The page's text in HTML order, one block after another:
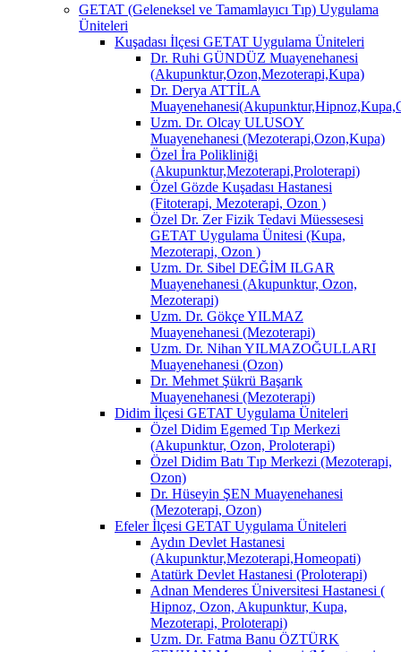
GETAT (Geleneksel ve Tamamlayıcı Tıp) Uygulama
Üniteleri
Kuşadası İlçesi GETAT Uygulama Üniteleri
Dr. Ruhi GÜNDÜZ Muayenehanesi
(Akupunktur,Ozon,Mezoterapi,Kupa)
Dr. Derya ATTİLA
Uzm. Dr. Olcay ULUSOY
Muayenehanesi (Mezoterapi,Ozon,Kupa)
Özel İra Polikliniği
(Akupunktur,Mezoterapi,Proloterapi)
Özel Gözde Kuşadası Hastanesi
(Fitoterapi, Mezoterapi, Ozon )
Özel Dr. Zer Fizik Tedavi Müessesesi
GETAT Uygulama Ünitesi (Kupa,
Mezoterapi, Ozon )
Uzm. Dr. Sibel DEĞİM ILGAR
Muayenehanesi (Akupunktur, Ozon,
Mezoterapi)
Uzm. Dr. Gökçe YILMAZ
Muayenehanesi (Mezoterapi)
Uzm. Dr. Nihan YILMAZOĞULLARI
Muayenehanesi (Ozon)
Dr. Mehmet Şükrü Başarık
Muayenehanesi (Mezoterapi)
Didim İlçesi GETAT Uygulama Üniteleri
Özel Didim Egemed Tıp Merkezi
(Akupunktur, Ozon, Proloterapi)
Özel Didim Batı Tıp Merkezi (Mezoterapi,
Ozon)
Dr. Hüseyin ŞEN Muayenehanesi
(Mezoterapi, Ozon)
Efeler İlçesi GETAT Uygulama Üniteleri
Aydın Devlet Hastanesi
(Akupunktur,Mezoterapi,Homeopati)
Atatürk Devlet Hastanesi (Proloterapi)
Adnan Menderes Üniversitesi Hastanesi (
Hipnoz, Ozon, Akupunktur, Kupa,
Mezoterapi, Proloterapi)
Uzm. Dr. Fatma Banu ÖZTÜRK